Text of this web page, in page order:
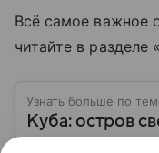
Всё самое важное
читайте в разделе
Узнать больше по
Куба: остров